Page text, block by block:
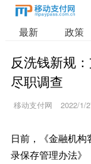
最新 政策
反洗钱新规
尽职调查
移动支付网 2022/1/
日前，《金融机
录保存管理办法》